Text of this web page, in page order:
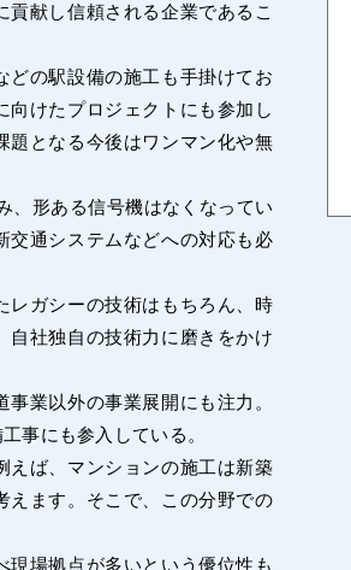
献し信頼される企業であるこ
の駅設備の施工も手掛けてお
向けたプロジェクトにも参加し
題となる今後はワンマン化や無
形ある信号機はなくなってい
交通システムなどへの対応も必
ガシーの技術はもちろん、時
自社独自の技術力に磨きをかけ
業以外の事業展開にも注力。
事にも参入している。
ば、マンションの施工は新築
えます。そこで、この分野での
場拠点が多いという優位性も